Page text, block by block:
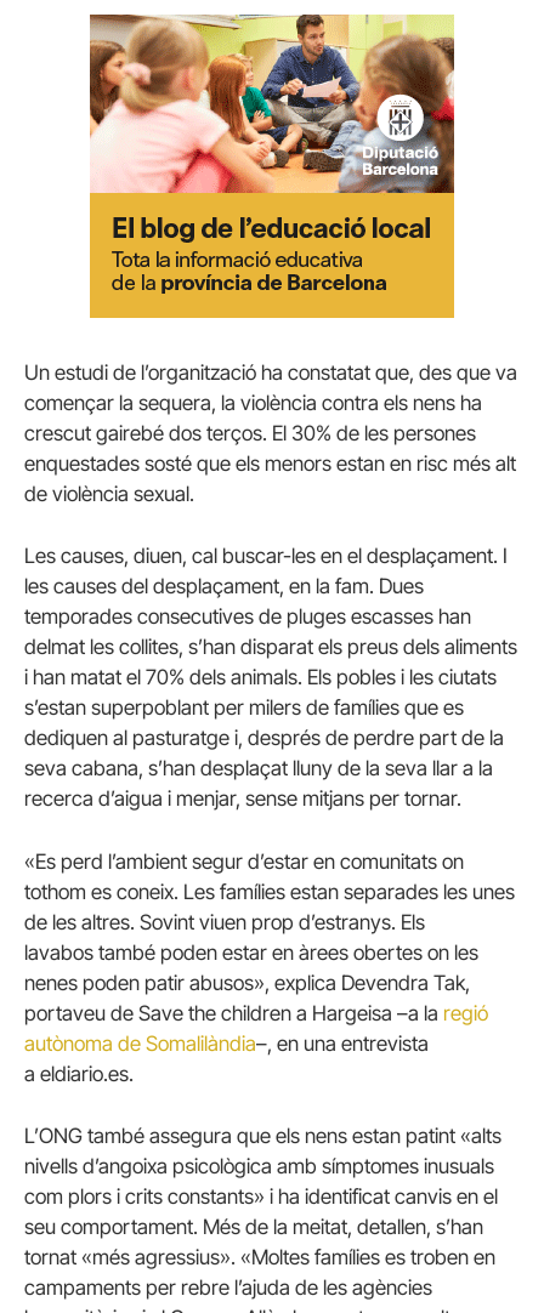
Un estudi de l’organització ha constatat que, des que va
començar la sequera, la violència contra els nens ha
crescut gairebé dos terços. El 30% de les persones
enquestades sosté que els menors estan en risc més alt
de violència sexual.
Les causes, diuen, cal buscar-les en el desplaçament. I
les causes del desplaçament, en la fam. Dues
temporades consecutives de pluges escasses han
delmat les collites, s’han disparat els preus dels aliments
i han matat el 70% dels animals. Els pobles i les ciutats
s’estan superpoblant per milers de famílies que es
dediquen al pasturatge i, després de perdre part de la
seva cabana, s’han desplaçat lluny de la seva llar a la
recerca d’aigua i menjar, sense mitjans per tornar.
«Es perd l’ambient segur d’estar en comunitats on
tothom es coneix. Les famílies estan separades les unes
de les altres. Sovint viuen prop d’estranys. Els
lavabos també poden estar en àrees obertes on les
nenes poden patir abusos», explica Devendra Tak,
portaveu de Save the children a Hargeisa –a la regió
autònoma de Somalilàndia–, en una entrevista
a eldiario.es.
L’ONG també assegura que els nens estan patint «alts
nivells d’angoixa psicològica amb símptomes inusuals
com plors i crits constants» i ha identificat canvis en el
seu comportament. Més de la meitat, detallen, s’han
tornat «més agressius». «Moltes famílies es troben en
campaments per rebre l’ajuda de les agències